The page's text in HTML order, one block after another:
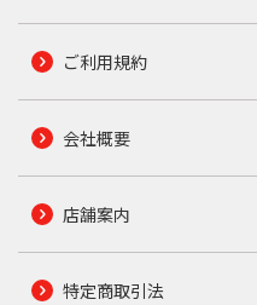
ご利用規約
会社概要
店舗案内
特定商取引法